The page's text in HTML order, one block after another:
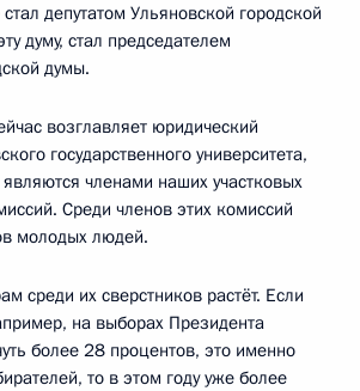
депутатом Ульяновской городской
думу, стал председателем
думы.
возглавляет юридический
государственного университета,
являются членами наших участковых
Среди членов этих комиссий
молодых людей.
среди их сверстников растёт. Если
на выборах Президента
более 28 процентов, это именно
то в этом году уже более